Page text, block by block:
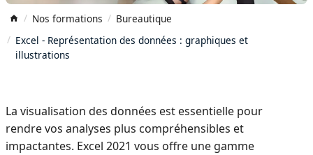
Nos formations
Bureautique
Excel - Représentation des données : graphiques et
illustrations
La visualisation des données est essentielle pour
rendre vos analyses plus compréhensibles et
impactantes. Excel 2021 vous offre une gamme